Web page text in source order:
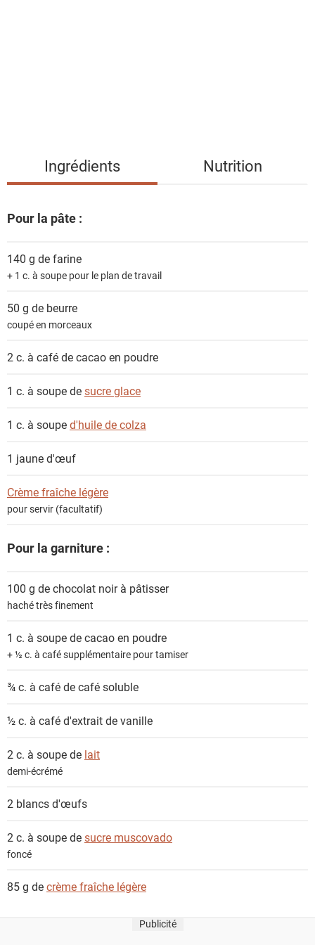
d
n
t
s
Ingrédients Nutrition
Pour la pâte :
140 g defarine
+ 1 c. à soupe pour le plan de travail
50 g de beurre
coupé en morceaux
2 c. à café decacao en poudre
1 c. à soupe desucre glace
1 c. à souped'huile de colza
1 jaune d'œuf
Crème fraîche légère
pour servir (facultatif)
Pour la garniture :
100 g dechocolat noir à pâtisser
haché très finement
1 c. à soupe decacao en poudre
+ ½ c. à café supplémentaire pour tamiser
¾ c. à café decafé soluble
½ c. à caféd'extrait de vanille
2 c. à soupe de lait
demi-écrémé
2 blancs d'œufs
2 c. à soupe desucre muscovado
foncé
85 g decrème fraîche légère
Publicité